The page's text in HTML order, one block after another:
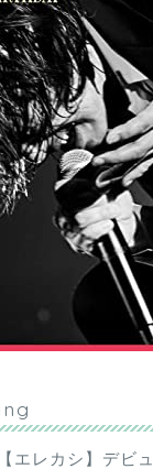
【エレカシ】デビ